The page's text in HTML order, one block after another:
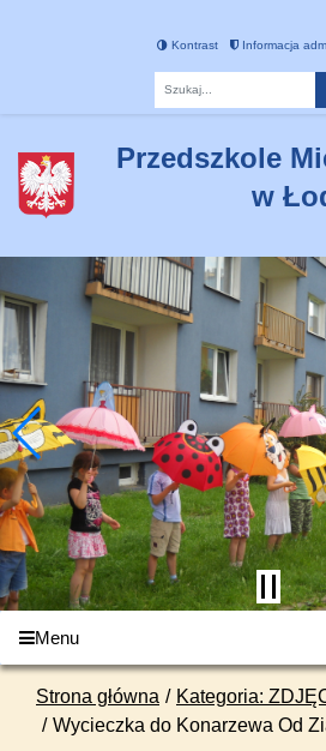
Kontrast Informacja
Przedszkole
w
Menu
Strona główna
Kategoria:
Wycieczka do Konarzewa Od